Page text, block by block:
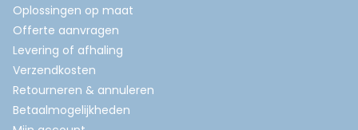
Oplossingen op maat
Offerte aanvragen
Levering of afhaling
Verzendkosten
Retourneren & annuleren
Betaalmogelijkheden